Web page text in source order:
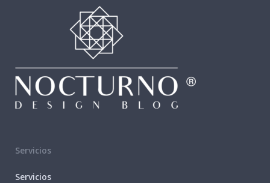
Servicios
Servicios